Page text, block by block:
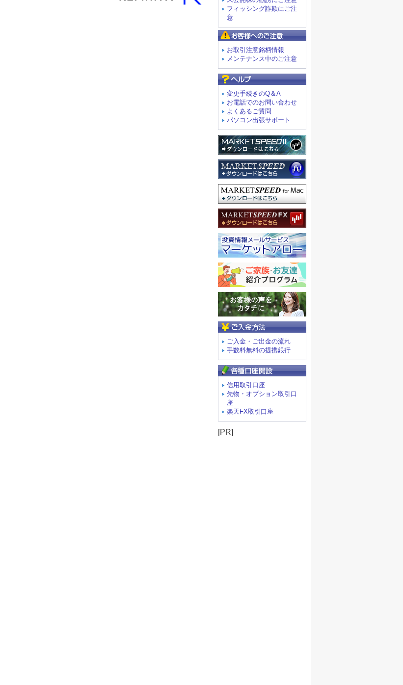
フィッシング詐欺にご注
意
お取引注意銘柄情報
メンテナンス中のご注意
変更手続きのQ＆A
お電話でのお問い合わせ
よくあるご質問
パソコン出張サポート
ご入金・ご出金の流れ
手数料無料の提携銀行
信用取引口座
先物・オプション取引口
座
楽天FX取引口座
[PR]